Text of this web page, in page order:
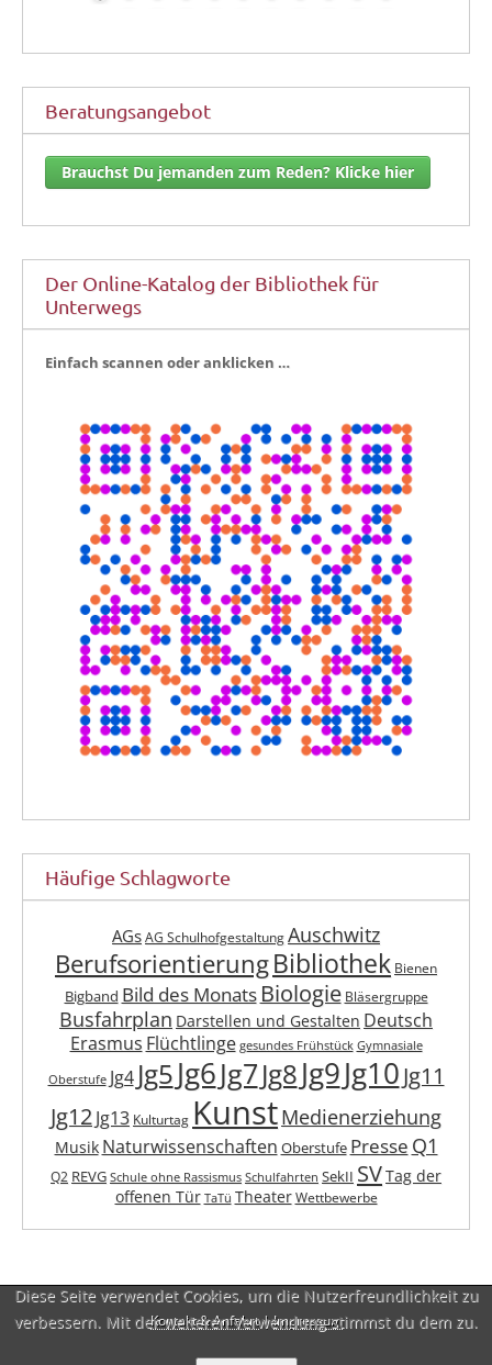
Beratungsangebot
Brauchst Du jemanden zum Reden? Klicke hier
Der Online-Katalog der Bibliothek für
Unterwegs
Ein­fach scan­nen oder anklicken …
Häufige Schlagworte
AGs AG Schulhofgestaltung Auschwitz
BerufsorientierungBibliothek Bienen
Bigband Bild des Monats Biologie Bläsergruppe
Busfahrplan Darstellen und Gestalten Deutsch
Erasmus Flüchtlinge gesundes Frühstück Gymnasiale
Oberstufe Jg4 Jg5Jg6Jg7Jg8Jg9Jg10Jg11
Jg12Jg13 Kulturtag KunstMedienerziehung
Musik Naturwissenschaften Oberstufe Presse Q1
Q2 REVG Schule ohne Rassismus Schulfahrten SekII SVTag der
offenen Tür TaTü Theater Wettbewerbe
Kontakt & Anfahrt|Impressum
Diese Seite verwendet Cookies, um die Nutzerfreundlichkeit zu
verbessern. Mit der weiteren Verwendung stimmst du dem zu.